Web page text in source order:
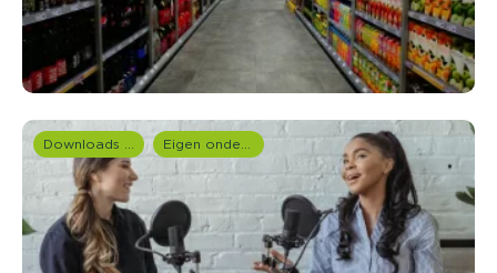
Downloads en rapportages Eigen onderzoeken